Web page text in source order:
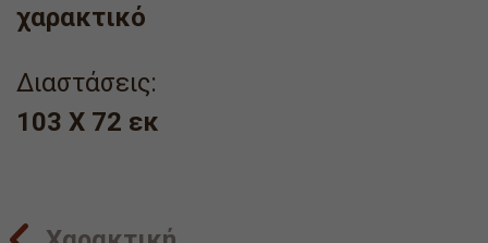
χαρακτικό
Διαστάσεις:
103 Χ 72 εκ